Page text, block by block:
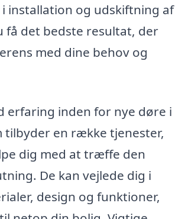
i installation og udskiftning af
få det bedste resultat, der
med dine behov og
erfaring inden for nye døre i
tilbyder en række tjenester,
dig med at træffe den
De kan vejlede dig i
design og funktioner,